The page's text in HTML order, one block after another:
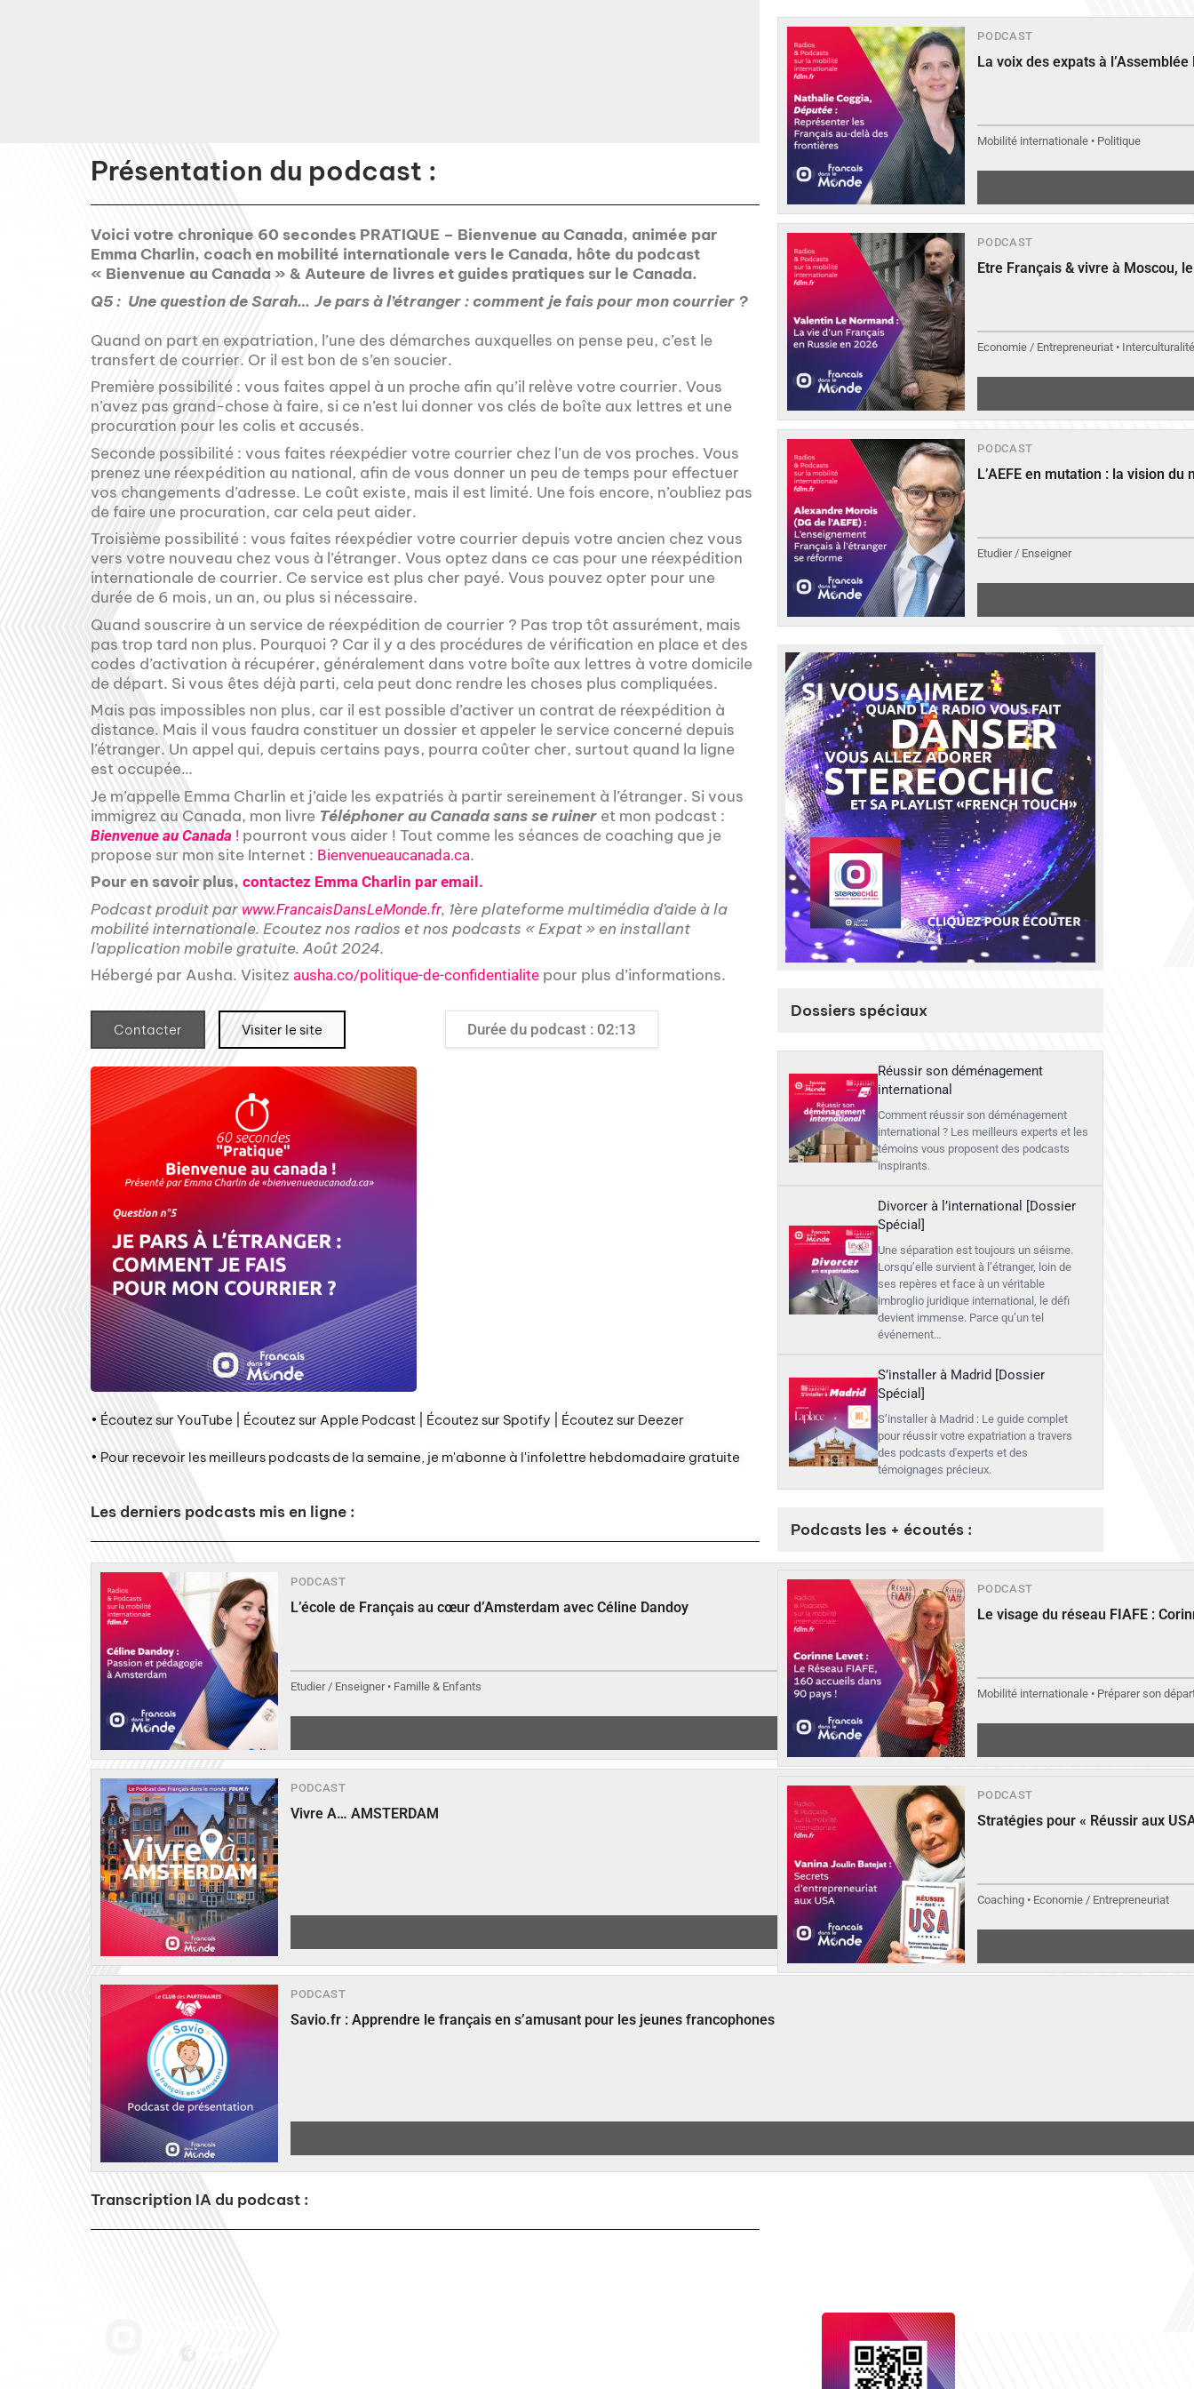
Présentation du podcast :
Voici votre chronique 60 secondes PRATIQUE – Bienvenue au Canada, animée par
Emma Charlin, coach en mobilité internationale vers le Canada, hôte du podcast
« Bienvenue au Canada » & Auteure de livres et guides pratiques sur le Canada.
Q5 : Une question de Sarah… Je pars à l’étranger : comment je fais pour mon courrier ?
Quand on part en expatriation, l’une des démarches auxquelles on pense peu, c’est le
transfert de courrier. Or il est bon de s’en soucier.
Première possibilité : vous faites appel à un proche afin qu’il relève votre courrier. Vous
n’avez pas grand-chose à faire, si ce n’est lui donner vos clés de boîte aux lettres et une
procuration pour les colis et accusés.
Seconde possibilité : vous faites réexpédier votre courrier chez l’un de vos proches. Vous
prenez une réexpédition au national, afin de vous donner un peu de temps pour effectuer
vos changements d’adresse. Le coût existe, mais il est limité. Une fois encore, n’oubliez pas
de faire une procuration, car cela peut aider.
Troisième possibilité : vous faites réexpédier votre courrier depuis votre ancien chez vous
vers votre nouveau chez vous à l’étranger. Vous optez dans ce cas pour une réexpédition
internationale de courrier. Ce service est plus cher payé. Vous pouvez opter pour une
durée de 6 mois, un an, ou plus si nécessaire.
Quand souscrire à un service de réexpédition de courrier ? Pas trop tôt assurément, mais
pas trop tard non plus. Pourquoi ? Car il y a des procédures de vérification en place et des
codes d’activation à récupérer, généralement dans votre boîte aux lettres à votre domicile
de départ. Si vous êtes déjà parti, cela peut donc rendre les choses plus compliquées.
Mais pas impossibles non plus, car il est possible d’activer un contrat de réexpédition à
distance. Mais il vous faudra constituer un dossier et appeler le service concerné depuis
l’étranger. Un appel qui, depuis certains pays, pourra coûter cher, surtout quand la ligne
est occupée…
Je m’appelle Emma Charlin et j’aide les expatriés à partir sereinement à l’étranger. Si vous
immigrez au Canada, mon livre Téléphoner au Canada sans se ruiner et mon podcast :
Bienvenue au Canada ! pourront vous aider ! Tout comme les séances de coaching que je
propose sur mon site Internet : Bienvenueaucanada.ca.
Pour en savoir plus, contactez Emma Charlin par email.
Podcast produit par www.FrancaisDansLeMonde.fr, 1ère plateforme multimédia d’aide à la
mobilité internationale. Ecoutez nos radios et nos podcasts « Expat » en installant
l’application mobile gratuite. Août 2024.
Hébergé par Ausha. Visitez ausha.co/politique-de-confidentialite pour plus d’informations.
Contacter Visiter le site Durée du podcast : 02:13
• Écoutez sur YouTube | Écoutez sur Apple Podcast | Écoutez sur Spotify | Écoutez sur Deezer
• Pour recevoir les meilleurs podcasts de la semaine, je m'abonne à l'infolettre hebdomadaire gratuite
Les derniers podcasts mis en ligne :
PODCAST
L’école de Français au cœur d’Amsterdam avec Céline Dandoy
Etudier / Enseigner • Famille & Enfants
PODCAST
Vivre A… AMSTERDAM
PODCAST
Savio.fr : Apprendre le français en s’amusant pour les jeunes francophones
Transcription IA du podcast :
PODCAST
La voix des expats à
Mobilité internationale • Politique
PODCAST
Etre Français & vivre à Moscou,
Economie / Entrepreneuriat •
PODCAST
L’AEFE en mutation : la vision
Etudier / Enseigner
Dossiers spéciaux
Réussir son déménagement
international
Comment réussir son déménagement
international ? Les meilleurs experts et les
témoins vous proposent des podcasts
inspirants.
Divorcer à l’international [Dossier
Spécial]
Une séparation est toujours un séisme.
Lorsqu’elle survient à l’étranger, loin de
ses repères et face à un véritable
imbroglio juridique international, le défi
devient immense. Parce qu’un tel
événement…
S’installer à Madrid [Dossier
Spécial]
S’installer à Madrid : Le guide complet
pour réussir votre expatriation a travers
des podcasts d'experts et des
témoignages précieux.
Podcasts les + écoutés :
PODCAST
Le visage du réseau FIAFE :
Mobilité internationale • Préparer son
PODCAST
Stratégies pour « Réussir aux
Coaching • Economie / Entrepreneuriat